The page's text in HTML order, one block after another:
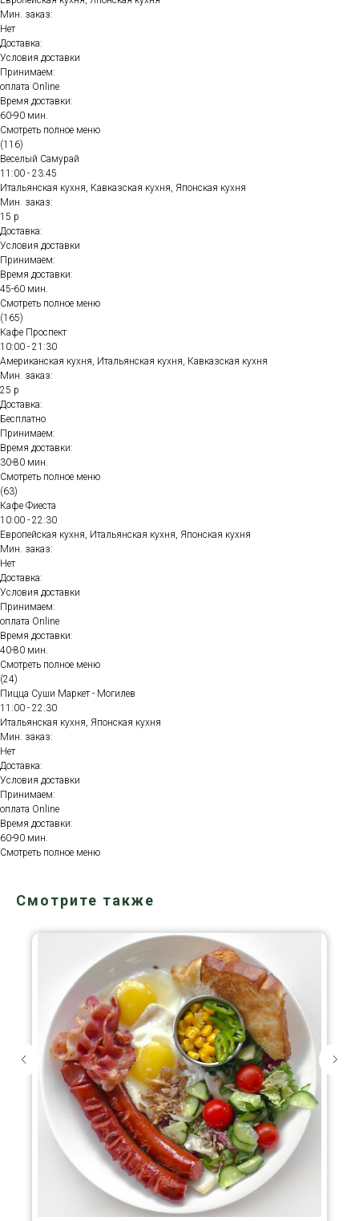
Мин. заказ:
Нет
Доставка:
Условия доставки
Принимаем:
оплата Online
Время доставки:
60-90 мин.
Смотреть полное меню
(116)
Веселый Самурай
11:00 - 23:45
Итальянская кухня, Кавказская кухня, Японская кухня
Мин. заказ:
15 р
Доставка:
Условия доставки
Принимаем:
Время доставки:
45-60 мин.
Смотреть полное меню
(165)
Кафе Проспект
10:00 - 21:30
Американская кухня, Итальянская кухня, Кавказская кухня
Мин. заказ:
25 р
Доставка:
Бесплатно
Принимаем:
Время доставки:
30-80 мин.
Смотреть полное меню
(63)
Кафе Фиеста
10:00 - 22:30
Европейская кухня, Итальянская кухня, Японская кухня
Мин. заказ:
Нет
Доставка:
Условия доставки
Принимаем:
оплата Online
Время доставки:
40-80 мин.
Смотреть полное меню
(24)
Пицца Суши Маркет - Могилев
11:00 - 22:30
Итальянская кухня, Японская кухня
Мин. заказ:
Нет
Доставка:
Условия доставки
Принимаем:
оплата Online
Время доставки:
60-90 мин.
Смотреть полное меню
Смотрите также